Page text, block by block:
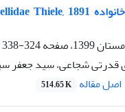
324-338
قدرتی شجاعی، سید جعفر
اصل مقاله 514.65 K